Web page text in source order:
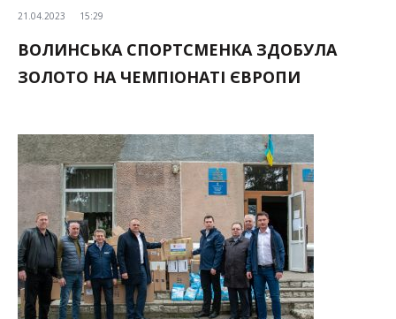
21.04.2023 15:29
ВОЛИНСЬКА СПОРТСМЕНКА ЗДОБУЛА
ЗОЛОТО НА ЧЕМПІОНАТІ ЄВРОПИ